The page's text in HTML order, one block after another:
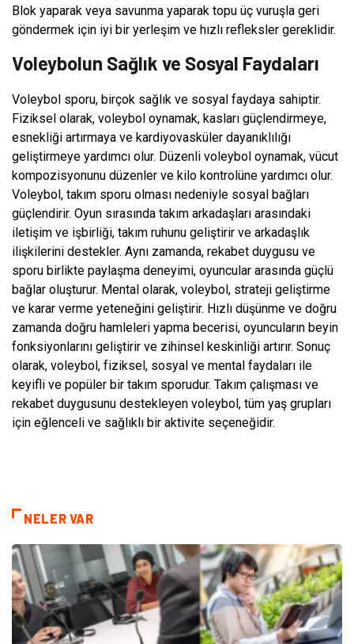
Blok yaparak veya savunma yaparak topu üç vuruşla geri
göndermek için iyi bir yerleşim ve hızlı refleksler gereklidir.
Voleybolun Sağlık ve Sosyal Faydaları
Voleybol sporu, birçok sağlık ve sosyal faydaya sahiptir.
Fiziksel olarak, voleybol oynamak, kasları güçlendirmeye,
esnekliği artırmaya ve kardiyovasküler dayanıklılığı
geliştirmeye yardımcı olur. Düzenli voleybol oynamak, vücut
kompozisyonunu düzenler ve kilo kontrolüne yardımcı olur.
Voleybol, takım sporu olması nedeniyle sosyal bağları
güçlendirir. Oyun sırasında takım arkadaşları arasındaki
iletişim ve işbirliği, takım ruhunu geliştirir ve arkadaşlık
ilişkilerini destekler. Aynı zamanda, rekabet duygusu ve
sporu birlikte paylaşma deneyimi, oyuncular arasında güçlü
bağlar oluşturur. Mental olarak, voleybol, strateji geliştirme
ve karar verme yeteneğini geliştirir. Hızlı düşünme ve doğru
zamanda doğru hamleleri yapma becerisi, oyuncuların beyin
fonksiyonlarını geliştirir ve zihinsel keskinliği artırır. Sonuç
olarak, voleybol, fiziksel, sosyal ve mental faydaları ile
keyifli ve popüler bir takım sporudur. Takım çalışması ve
rekabet duygusunu destekleyen voleybol, tüm yaş grupları
için eğlenceli ve sağlıklı bir aktivite seçeneğidir.
NELER VAR